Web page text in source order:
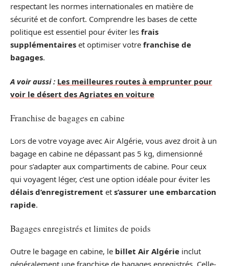
respectant les normes internationales en matière de
sécurité et de confort. Comprendre les bases de cette
politique est essentiel pour éviter les frais
supplémentaires et optimiser votre franchise de
bagages.
A voir aussi : Les meilleures routes à emprunter pour
voir le désert des Agriates en voiture
Franchise de bagages en cabine
Lors de votre voyage avec Air Algérie, vous avez droit à un
bagage en cabine ne dépassant pas 5 kg, dimensionné
pour s’adapter aux compartiments de cabine. Pour ceux
qui voyagent léger, c’est une option idéale pour éviter les
délais d’enregistrement et s’assurer une embarcation
rapide.
Bagages enregistrés et limites de poids
Outre le bagage en cabine, le billet Air Algérie inclut